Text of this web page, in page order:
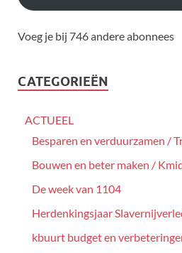
Voeg je bij 746 andere abonnees
CATEGORIEËN
ACTUEEL
Besparen en verduurzamen /
Bouwen en beter maken /
De week van 1104
Herdenkingsjaar
kbuurt budget en